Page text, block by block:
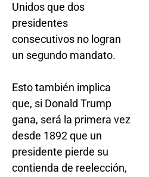
Unidos que dos
presidentes
consecutivos no logran
un segundo mandato.
Esto también implica
que, si Donald Trump
gana, será la primera vez
desde 1892 que un
presidente pierde su
contienda de reelección,